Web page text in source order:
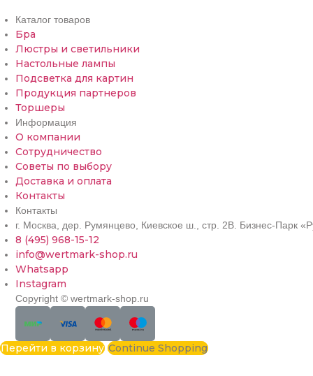
Каталог товаров
Бра
Люстры и светильники
Настольные лампы
Подсветка для картин
Продукция партнеров
Торшеры
Информация
О компании
Сотрудничество
Советы по выбору
Доставка и оплата
Контакты
Контакты
г. Москва, дер. Румянцево, Киевское ш., стр. 2В. Бизнес-Парк
8 (495) 968-15-12
info@wertmark-shop.ru
Whatsapp
Instagram
Copyright © wertmark-shop.ru
Перейти в корзину Continue Shopping